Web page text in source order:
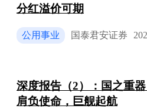
分红溢价可期
公用事业 国泰君安证券
深度报告（2）：国之重
肩负使命，巨舰起航